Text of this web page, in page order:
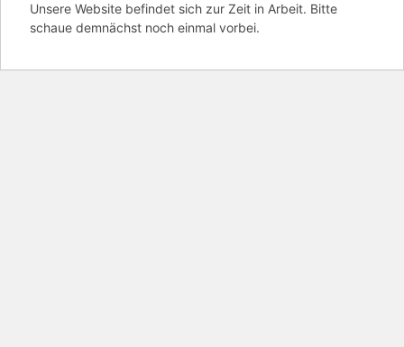
Unsere Website befindet sich zur Zeit in Arbeit. Bitte
schaue demnächst noch einmal vorbei.